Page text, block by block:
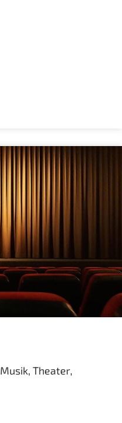
Musik, Theater,